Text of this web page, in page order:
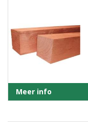
Meer info